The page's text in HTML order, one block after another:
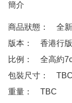
簡介
商品狀態：　全
版本：　香港行版
比例：　全高約
包裝尺寸：　TBC
重量：　TBC